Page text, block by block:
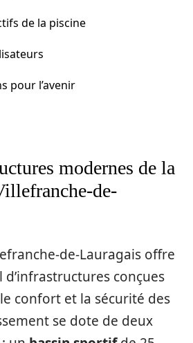
de la piscine
pour l’avenir
modernes de la
de-
de-Lauragais offre
conçues
confort et la sécurité des
se dote de deux